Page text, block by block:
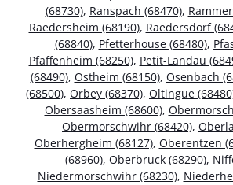
(68730), Ranspach (68470),
Raedersheim (68190), Raedersdorf
(68840), Pfetterhouse (68480),
Pfaffenheim (68250), Petit-Landau
(68490), Ostheim (68150), Osenbach
(68500), Orbey (68370), Oltingue
Obersaasheim (68600),
Obermorschwihr (68420),
Oberhergheim (68127), Oberentzen
(68960), Oberbruck (68290),
Niedermorschwihr (68230),